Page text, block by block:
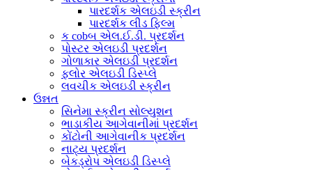
પારદર્શક એલઇડી સ્ક્રીન
પારદર્શક લીડ ફિલ્મ
ક cobબ એલ.ઈ.ડી. પ્રદર્શન
પોસ્ટર એલઇડી પ્રદર્શન
ગોળાકાર એલઇડી પ્રદર્શન
ફ્લોર એલઇડી ડિસ્પ્લે
લવચીક એલઇડી સ્ક્રીન
ઉન્નત
સિનેમા સ્ક્રીન સોલ્યુશન
ભાડાકીય આગેવાનીમાં પ્રદર્શન
કોંટોની આગેવાનીક પ્રદર્શન
નાટ્ય પ્રદર્શન
બેકડ્રોપ એલઇડી ડિસ્પ્લે